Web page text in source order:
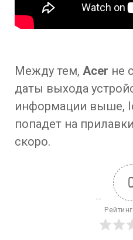
Между тем, Acer не
даты выхода
информации выше,
попадет на
скоро.